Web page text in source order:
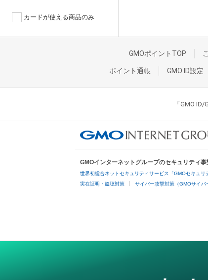
カードが使える商品のみ
GMOポイントTOP
ポイント通帳 GMO ID設定
「GMO
GMOインターネットグループのセキュリティ事
世界初総合ネットセキュリティサービス「GMOセキュリ
実在証明・盗聴対策 サイバー攻撃対策（GMOサイバ